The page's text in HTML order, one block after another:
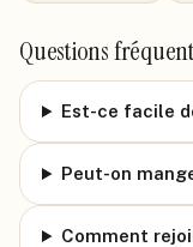
Questions
Est-ce facile
Peut-on
Comment